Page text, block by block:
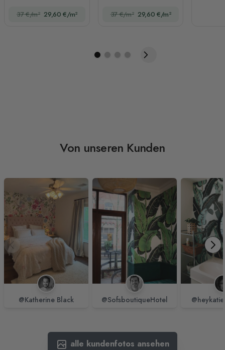
37 €/m² 29,60 €/m² 37 €/m² 29,60 €/m²
Von unseren Kunden
@Katherine Black @SofsboutiqueHotel
alle kundenfotos ansehen